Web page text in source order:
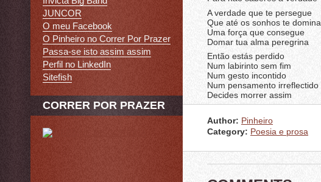
A verdade que te persegue
Que até os sonhos te domina
Uma força que consegue
Domar tua alma peregrina
Então estás perdido
Num labirinto sem fim
Num gesto incontido
Num pensamento irreflectido
Decides morrer assim
Author: Pinheiro
Category: Poesia e prosa
JUNCOR
O meu Facebook
O Pinheiro no Correr Por Prazer
Passa-se isto assim assim
Perfil no LinkedIn
Sitefish
CORRER POR PRAZER